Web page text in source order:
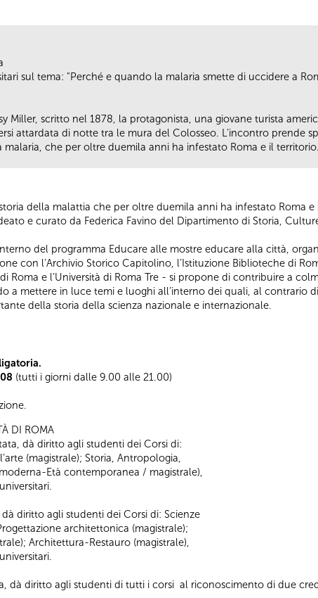
sul tema: "Perché e quando la malaria smette di uccidere a
Miller, scritto nel 1878, la protagonista, una giovane turista
attardata di notte tra le mura del Colosseo. L’incontro prende
che per oltre duemila anni ha infestato Roma e il territorio.
della malattia che per oltre duemila anni ha infestato Roma
e curato da Federica Favino del Dipartimento di Storia,
del programma Educare alle mostre educare alla città,
con l’Archivio Storico Capitolino, l’Istituzione Biblioteche di
Roma e l’Università di Roma Tre - si propone di contribuire a
a mettere in luce temi e luoghi all’interno dei quali, al contrario
della storia della scienza nazionale e internazionale.
(tutti i giorni dalle 9.00 alle 21.00)
DI ROMA
dà diritto agli studenti dei Corsi di:
(magistrale); Storia, Antropologia,
Età contemporanea / magistrale),
diritto agli studenti dei Corsi di: Scienze
architettonica (magistrale);
Architettura-Restauro (magistrale),
dà diritto agli studenti di tutti i corsi al riconoscimento di due